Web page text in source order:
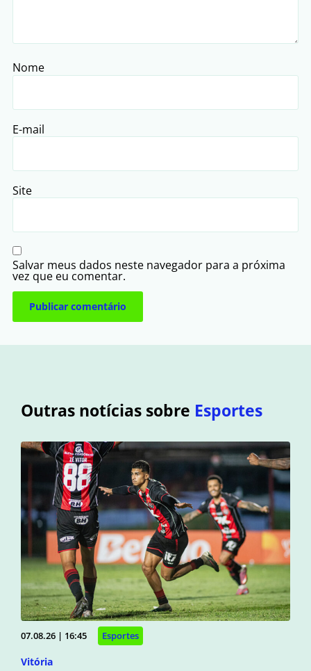
Nome
E-mail
Site
Salvar meus dados neste navegador para a próxima
vez que eu comentar.
Outras notícias sobre Esportes
07.08.26 | 16:45 Esportes
Vitória